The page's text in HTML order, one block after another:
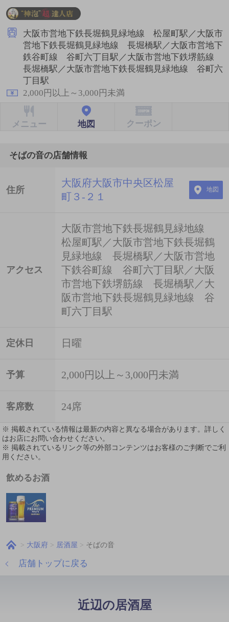
大阪市営地下鉄長堀鶴見緑地線 松屋町駅／大阪市
営地下鉄長堀鶴見緑地線 長堀橋駅／大阪市営地下
鉄谷町線 谷町六丁目駅／大阪市営地下鉄堺筋線
長堀橋駅／大阪市営地下鉄長堀鶴見緑地線 谷町六
丁目駅
2,000円以上～3,000円未満
メニュー 地図 クーポン
そばの音の店舗情報
住所
大阪府大阪市中央区松屋
町３-２１
地図
アクセス
大阪市営地下鉄長堀鶴見緑地線
松屋町駅／大阪市営地下鉄長堀鶴
見緑地線 長堀橋駅／大阪市営地
下鉄谷町線 谷町六丁目駅／大阪
市営地下鉄堺筋線 長堀橋駅／大
阪市営地下鉄長堀鶴見緑地線 谷
町六丁目駅
定休日 日曜
予算 2,000円以上～3,000円未満
客席数 24席
※ 掲載されている情報は最新の内容と異なる場合があります。詳しく
はお店にお問い合わせください。
※ 掲載されているリンク等の外部コンテンツはお客様のご判断でご利
用ください。
飲めるお酒
大阪府 居酒屋 そばの音
店舗トップに戻る
近辺の居酒屋